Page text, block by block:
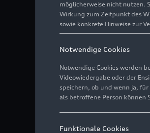
möglicherweise nicht nutzen.
Wirkung zum Zeitpunkt des
sowie konkrete Hinweise zur
Notwendige Cookies
Notwendige Cookies werden
Videowiedergabe oder der
speichern, ob und wenn ja,
als betroffene Person können
Funktionale Cookies